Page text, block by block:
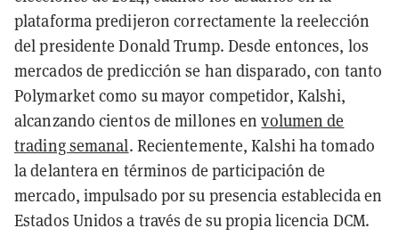
plataforma predijeron correctamente la reelección
del presidente Donald Trump. Desde entonces, los
mercados de predicción se han disparado, con tanto
Polymarket como su mayor competidor, Kalshi,
alcanzando cientos de millones envolumen de
trading semanal. Recientemente, Kalshi ha tomado
la delantera en términos de participación de
mercado, impulsado por su presencia establecida en
Estados Unidos a través de su propia licencia DCM.